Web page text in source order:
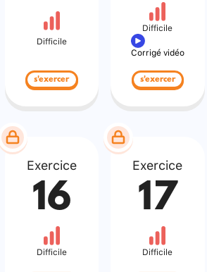
Difficile
s'exercer
Difficile
Corrigé vidéo
s'exercer
Exercice
16
Difficile
Exercice
17
Difficile